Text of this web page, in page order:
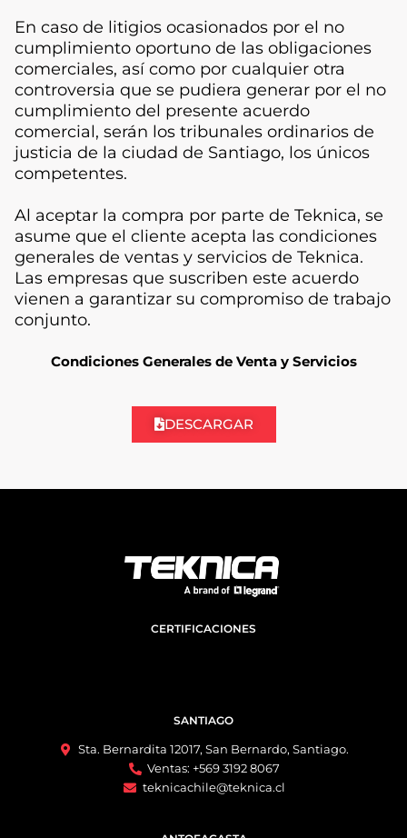
En caso de litigios ocasionados por el no
cumplimiento oportuno de las obligaciones
comerciales, así como por cualquier otra
controversia que se pudiera generar por el no
cumplimiento del presente acuerdo
comercial, serán los tribunales ordinarios de
justicia de la ciudad de Santiago, los únicos
competentes.
Al aceptar la compra por parte de Teknica, se
asume que el cliente acepta las condiciones
generales de ventas y servicios de Teknica.
Las empresas que suscriben este acuerdo
vienen a garantizar su compromiso de trabajo
conjunto.
Condiciones Generales de Venta y Servicios
DESCARGAR
CERTIFICACIONES
SANTIAGO
Sta. Bernardita 12017, San Bernardo, Santiago.
Ventas: +569 3192 8067
teknicachile@teknica.cl